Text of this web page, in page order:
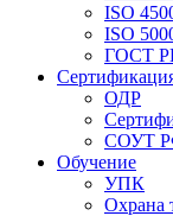
ISO
ISO
ГОСТ
ОДР
СОУТ
Обучение
УПК
Охрана